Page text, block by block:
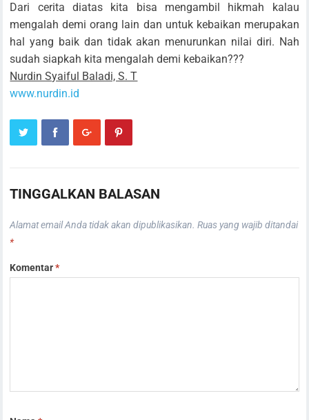
Dari cerita diatas kita bisa mengambil hikmah kalau
mengalah demi orang lain dan untuk kebaikan merupakan
hal yang baik dan tidak akan menurunkan nilai diri. Nah
sudah siapkah kita mengalah demi kebaikan???
Nurdin Syaiful Baladi, S. T
www.nurdin.id
TINGGALKAN BALASAN
Alamat email Anda tidak akan dipublikasikan. Ruas yang wajib ditandai
*
Komentar*